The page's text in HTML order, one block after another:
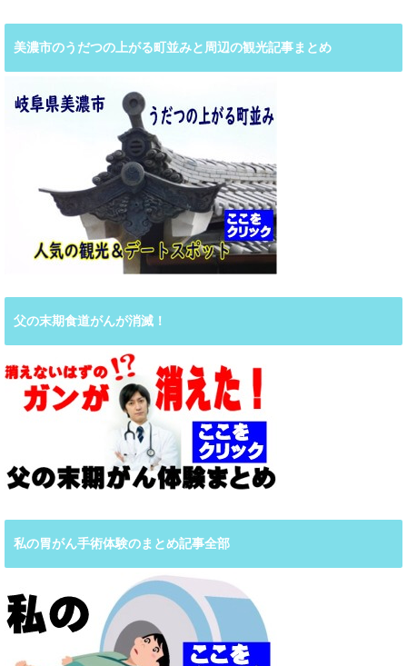
美濃市のうだつの上がる町並みと周辺の観光記事まとめ
父の末期食道がんが消滅！
私の胃がん手術体験のまとめ記事全部